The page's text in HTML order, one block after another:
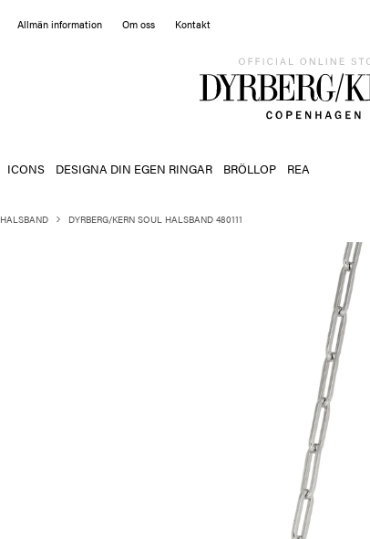
Allmän information Om oss Kontakt
ICONS DESIGNA DIN EGEN RINGAR BRÖLLOP REA
HALSBAND DYRBERG/KERN SOUL HALSBAND 480111